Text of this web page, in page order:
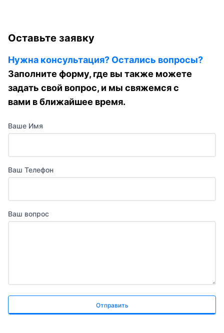
Оставьте заявку
Нужна консультация? Остались вопросы?
Заполните форму, где вы также можете
задать свой вопрос, и мы свяжемся с
вами в ближайшее время.
Ваше Имя
Ваш Телефон
Ваш вопрос
Отправить